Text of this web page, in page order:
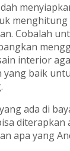
Cobalah
interior
yang baik
ada di
diterapkan
apa yang